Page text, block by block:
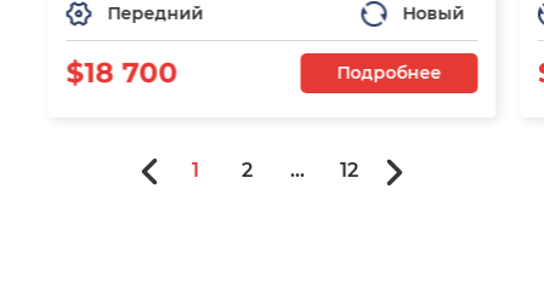
Передний
Новый
$18 700 Подробнее
1 2 ... 12